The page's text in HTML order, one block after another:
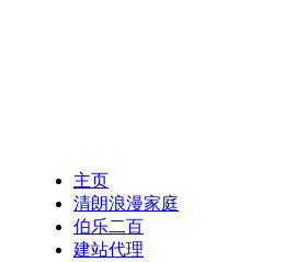
主页
清朗浪漫家庭
伯乐二百
建站代理